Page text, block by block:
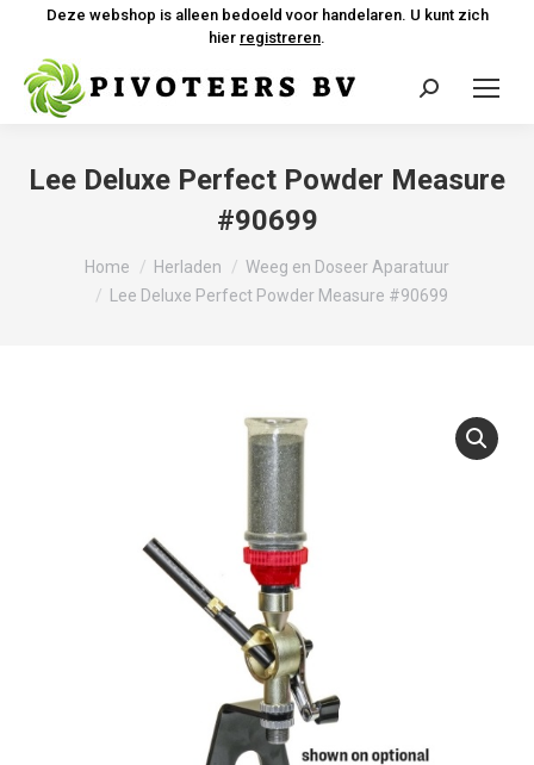
Deze webshop is alleen bedoeld voor handelaren. U kunt zich
hier registreren.
Zoeken:
Lee Deluxe Perfect Powder Measure
#90699
Je bent hier:
Home Herladen
Weeg en Doseer Aparatuur
Lee Deluxe Perfect Powder Measure #90699